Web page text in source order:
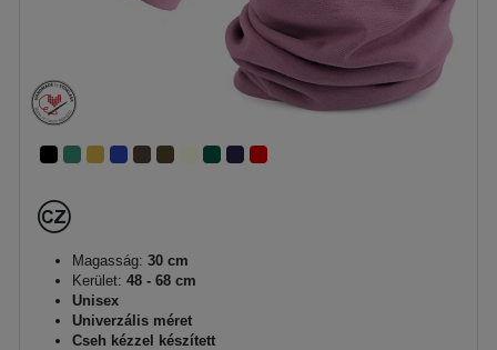
Magasság: 30 cm
Kerület: 48 - 68 cm
Unisex
Univerzális méret
Cseh kézzel készített